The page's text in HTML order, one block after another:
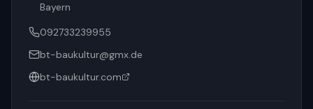
Bayern
092733239955
bt-baukultur@gmx.de
bt-baukultur.com